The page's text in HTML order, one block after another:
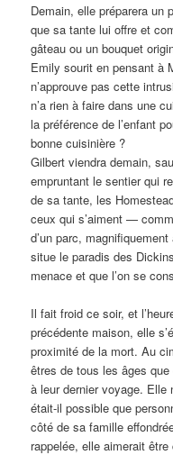
Demain, elle préparera un
que sa tante lui offre et
gâteau ou un bouquet
Emily sourit en pensant à
n’approuve pas cette
n’a rien à faire dans une
la préférence de l’enfant
bonne cuisinière ?
Gilbert viendra demain,
empruntant le sentier qui
de sa tante, les
ceux qui s’aiment —
d’un parc,
situe le paradis des
menace et que l’on se
Il fait froid ce soir, et
précédente maison, elle
proximité de la mort. Au
êtres de tous les âges
à leur dernier voyage.
était-il possible que
côté de sa famille
rappelée, elle aimerait